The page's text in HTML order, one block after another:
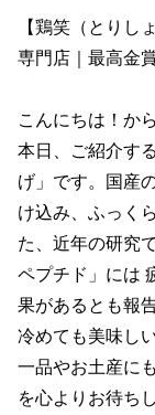
【鶏笑（とりし
専門店｜最高金
こんにちは！か
本日、ご紹介す
げ」です。国産
け込み、ふっく
た、近年の研究
ペプチド」には
果があるとも報
冷めても美味し
一品やお土産に
を心よりお待ち